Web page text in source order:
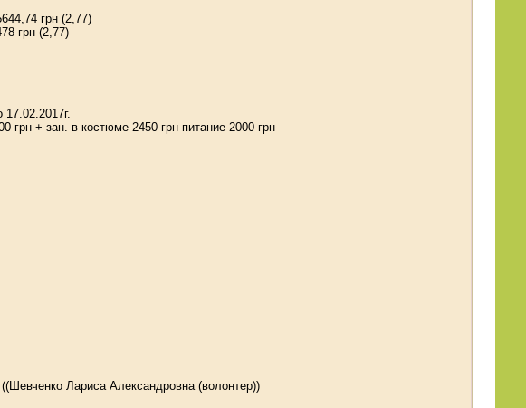
грн (2,77)
грн (2,77)
грн + зан. в костюме 2450 грн питание 2000 грн
((Шевченко Лариса Александровна (волонтер))